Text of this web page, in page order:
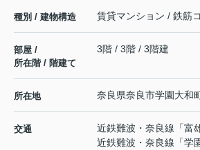
種別 / 建物構造 賃貸マンション / 鉄筋
部屋 /
所在階 / 階建て
3階 / 3階 / 3階建
所在地 奈良県奈良市学園大和
交通 近鉄難波・奈良線 「富
近鉄難波・奈良線 「学